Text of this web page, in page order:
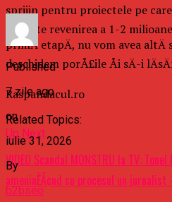
sprijin pentru proiectele pe care
permite revenirea a 1-2
primÄ etapÄ, nu vom avea
deschidem porÅ£ile Åi sÄ-i
Raspandacul.ro
Related Topics:
Up Next
VIDEO Scandal MONSTRU la TV:
ameninÈÃ¢nd cu procesul un
Published
7 zile ago
on
iulie 31, 2026
By
b2bseo